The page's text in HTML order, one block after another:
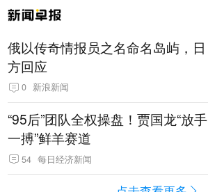
俄以传奇情报员之名命名岛屿，日
方回应
0 新浪新闻
“95后”团队全权操盘！贾国龙“放手
一搏”鲜羊赛道
54 每日经济新闻